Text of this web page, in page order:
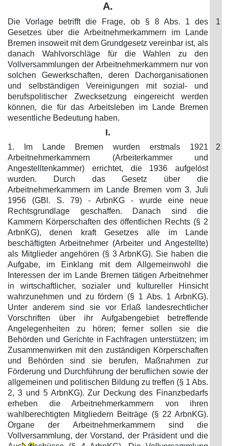
A.
Die Vorlage betrifft die Frage, ob § 8 Abs. 1 des
Gesetzes über die Arbeitnehmerkammern im Lande
Bremen insoweit mit dem Grundgesetz vereinbar ist, als
danach Wahlvorschläge für die Wahlen zu den
Vollversammlungen der Arbeitnehmerkammern nur von
solchen Gewerkschaften, deren Dachorganisationen
und selbständigen Vereinigungen mit sozial- und
berufspolitischer Zwecksetzung eingereicht werden
können, die für das Arbeitsleben im Lande Bremen
wesentliche Bedeutung haben.
1
I.
1. Im Lande Bremen wurden erstmals 1921
Arbeitnehmerkammern (Arbeiterkammer und
Angestelltenkammer) errichtet, die 1936 aufgelöst
wurden. Durch das Gesetz über die
Arbeitnehmerkammern im Lande Bremen vom 3. Juli
1956 (GBl. S. 79) - ArbnKG - wurde eine neue
Rechtsgrundlage geschaffen. Danach sind die
Kammern Körperschaften des öffentlichen Rechts (§ 2
ArbnKG), denen kraft Gesetzes alle im Lande
beschäftigten Arbeitnehmer (Arbeiter und Angestellte)
als Mitglieder angehören (§ 3 ArbnKG). Sie haben die
Aufgabe, im Einklang mit dem Allgemeinwohl die
Interessen der im Lande Bremen tätigen Arbeitnehmer
in wirtschaftlicher, sozialer und kultureller Hinsicht
wahrzunehmen und zu fördern (§ 1 Abs. 1 ArbnKG).
Unter anderem sind sie vor Erlaß landesrechtlicher
Vorschriften über ihr Aufgabengebiet betreffende
Angelegenheiten zu hören; ferner sollen sie die
Behörden und Gerichte in Fachfragen unterstützen; im
Zusammenwirken mit den zuständigen Körperschaften
und Behörden sind sie berufen, Maßnahmen zur
Förderung und Durchführung der beruflichen sowie der
allgemeinen und politischen Bildung zu treffen (§ 1 Abs.
2, 3 und 5 ArbnKG). Zur Deckung des Finanzbedarfs
erheben die Arbeitnehmerkammern von ihren
wahlberechtigten Mitgliedern Beiträge (§ 22 ArbnKG).
Organe der Arbeitnehmerkammern sind die
Vollversammlung, der Vorstand, der Präsident und die
2